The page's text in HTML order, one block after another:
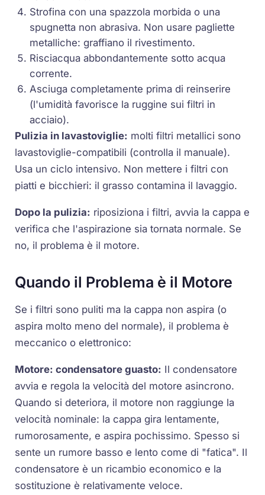
Strofina con una spazzola morbida o una
spugnetta non abrasiva. Non usare pagliette
metalliche: graffiano il rivestimento.
Risciacqua abbondantemente sotto acqua
corrente.
Asciuga completamente prima di reinserire
(l'umidità favorisce la ruggine sui filtri in
acciaio).
Pulizia in lavastoviglie: molti filtri metallici sono
lavastoviglie-compatibili (controlla il manuale).
Usa un ciclo intensivo. Non mettere i filtri con
piatti e bicchieri: il grasso contamina il lavaggio.
Dopo la pulizia: riposiziona i filtri, avvia la cappa e
verifica che l'aspirazione sia tornata normale. Se
no, il problema è il motore.
Quando il Problema è il Motore
Se i filtri sono puliti ma la cappa non aspira (o
aspira molto meno del normale), il problema è
meccanico o elettronico:
Motore: condensatore guasto: Il condensatore
avvia e regola la velocità del motore asincrono.
Quando si deteriora, il motore non raggiunge la
velocità nominale: la cappa gira lentamente,
rumorosamente, e aspira pochissimo. Spesso si
sente un rumore basso e lento come di "fatica". Il
condensatore è un ricambio economico e la
sostituzione è relativamente veloce.